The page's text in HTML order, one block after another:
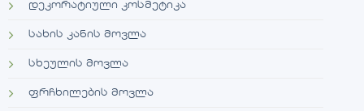
დეკორატიული კოსმეტიკა
სახის კანის მოვლა
სხეულის მოვლა
ფრჩხილების მოვლა